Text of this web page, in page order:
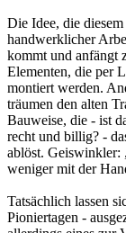
Die Idee, die
handwerklicher
kommt und anfängt
Elementen, die per
montiert werden.
träumen den alten
Bauweise, die - ist
recht und billig? -
ablöst. Geiswinkler:
weniger mit der
Tatsächlich lassen
Pioniertagen -